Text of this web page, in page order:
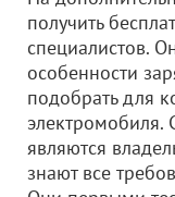
получить
специалистов.
особенности
подобрать для
электромобиля.
являются
знают все